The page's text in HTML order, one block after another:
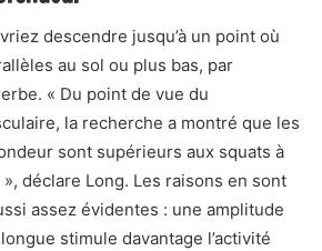
descendre jusqu’à un point où
au sol ou plus bas, par
« Du point de vue du
la recherche a montré que les
sont supérieurs aux squats à
déclare Long. Les raisons en sont
assez évidentes : une amplitude
stimule davantage l’activité